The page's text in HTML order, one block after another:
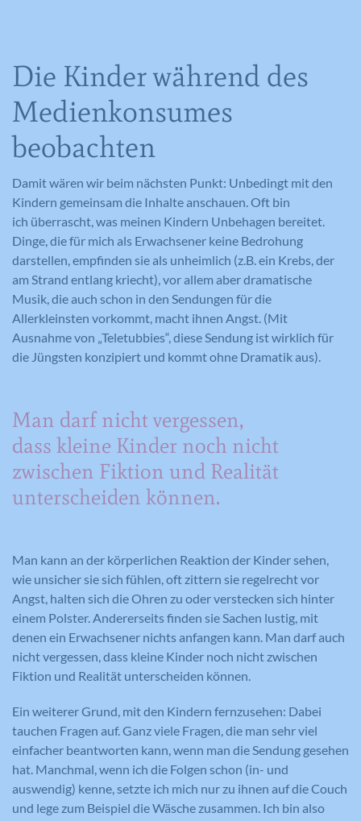
Die Kinder während des
Medienkonsumes
beobachten
Damit wären wir beim nächsten Punkt: Unbedingt mit den
Kindern gemeinsam die Inhalte anschauen. Oft bin
ich überrascht, was meinen Kindern Unbehagen bereitet.
Dinge, die für mich als Erwachsener keine Bedrohung
darstellen, empfinden sie als unheimlich (z.B. ein Krebs, der
am Strand entlang kriecht), vor allem aber dramatische
Musik, die auch schon in den Sendungen für die
Allerkleinsten vorkommt, macht ihnen Angst. (Mit
Ausnahme von „Teletubbies“, diese Sendung ist wirklich für
die Jüngsten konzipiert und kommt ohne Dramatik aus).
Man darf nicht vergessen,
dass kleine Kinder noch nicht
zwischen Fiktion und Realität
unterscheiden können.
Man kann an der körperlichen Reaktion der Kinder sehen,
wie unsicher sie sich fühlen, oft zittern sie regelrecht vor
Angst, halten sich die Ohren zu oder verstecken sich hinter
einem Polster. Andererseits finden sie Sachen lustig, mit
denen ein Erwachsener nichts anfangen kann. Man darf auch
nicht vergessen, dass kleine Kinder noch nicht zwischen
Fiktion und Realität unterscheiden können.
Ein weiterer Grund, mit den Kindern fernzusehen: Dabei
tauchen Fragen auf. Ganz viele Fragen, die man sehr viel
einfacher beantworten kann, wenn man die Sendung gesehen
hat. Manchmal, wenn ich die Folgen schon (in- und
auswendig) kenne, setzte ich mich nur zu ihnen auf die Couch
und lege zum Beispiel die Wäsche zusammen. Ich bin also